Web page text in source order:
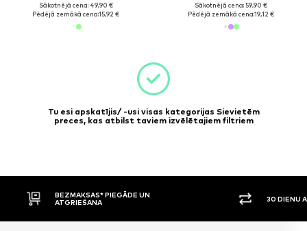
Sākotnējā cena: 49,90 €
Pēdējā zemākā cena:15,92 €
Sākotnējā cena: 59,90 €
Pēdējā zemākā cena:19,12 €
Tu esi apskatījis/ -usi visas kategorijas Sievietēm
preces, kas atbilst taviem izvēlētajiem filtriem
30 DIENU ATGRIEŠANAS TIESĪBAS APMAKSA